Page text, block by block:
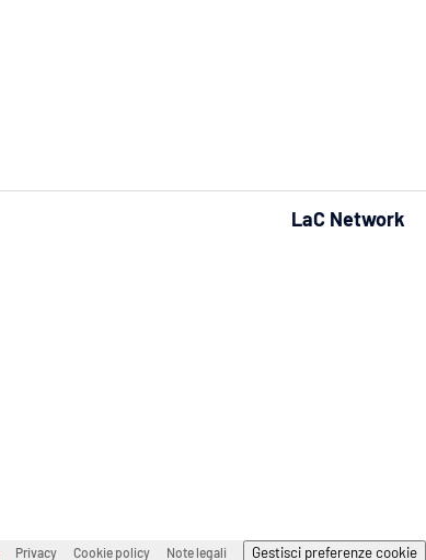
LaC Network
Privacy Cookie policy Note legali Gestisci preferenze cookie